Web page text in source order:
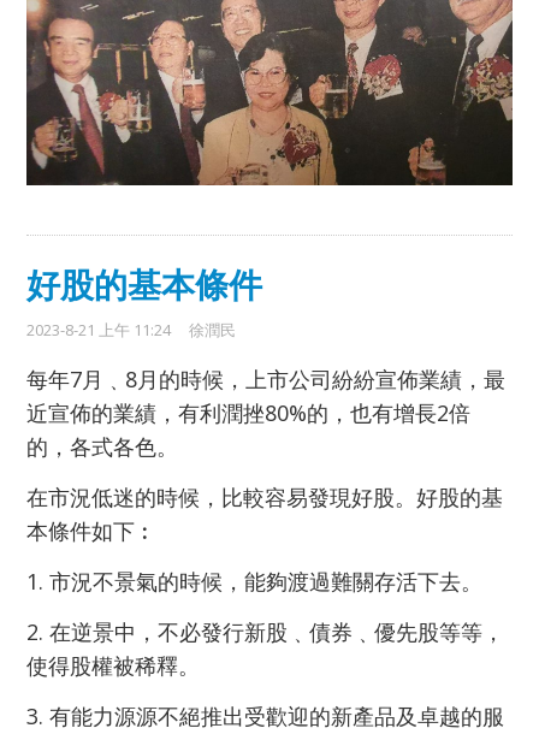
好股的基本條件
2023-8-21 上午 11:24 徐潤民
每年7月﹑8月的時候，上市公司紛紛宣佈業績，最
近宣佈的業績，有利潤挫80%的，也有增長2倍
的，各式各色。
在市況低迷的時候，比較容易發現好股。好股的基
本條件如下︰
1. 市況不景氣的時候，能夠渡過難關存活下去。
2. 在逆景中，不必發行新股﹑債券﹑優先股等等，
使得股權被稀釋。
3. 有能力源源不絕推出受歡迎的新產品及卓越的服